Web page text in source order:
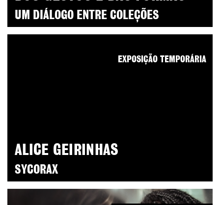
UM DIÁLOGO ENTRE COLEÇÕES
ALICE GEIRINHAS
SYCORAX
EXPOSIÇÃO TEMPORÁRIA